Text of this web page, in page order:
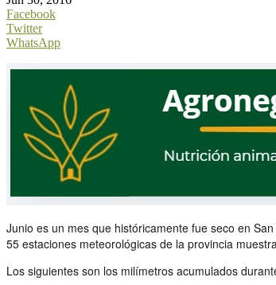
Facebook
Twitter
WhatsApp
Junio es un mes que históricamente fue seco en
55 estaciones meteorológicas de la provincia
Los siguientes son los milímetros acumulados